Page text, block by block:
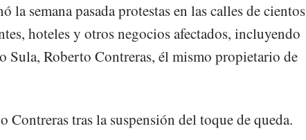
la semana pasada protestas en las calles de cientos
hoteles y otros negocios afectados, incluyendo
Sula, Roberto Contreras, él mismo propietario de
Contreras tras la suspensión del toque de queda.